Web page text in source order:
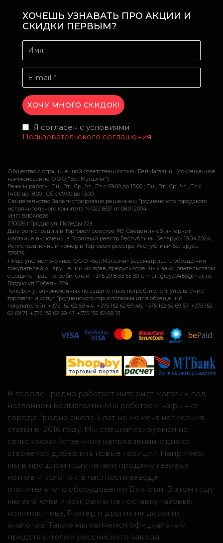
ХОЧЕШЬ УЗНАВАТЬ ПРО АКЦИИ И
СКИДКИ ПЕРВЫМ?
Я согласен с условиями
Пользовательского соглашения
Общество с ограниченной ответственностью "БелМагазин" (сокращенное
наименование ООО "БелМагазин")
Режим работы: Пн , Вт , Ср , Чт , Пт c 09:00 до 13:00 ; Пн , Вт , Ср , Чт , Пт c
14:00 до 18:00 ; Сб c 09:00 до 13:00
Свидетельство Зарегистрировано решением Гродненского городского
исполнительного комитета №0223837 от 08.01.2004
УНП 591046626
230026 г.Гродно ул. Победы 22а
Дата регистрации в Торговом реестре РБ: Сведения об интернет-
магазине включены в Торговый реестр Республики Беларусь 18.04.2024,
Регистрационный номер в Торговом реестре Республики Беларусь
579129
Лицо, уполномоченное ООО «БелМагазин» рассматривать обращения
покупателей о нарушении их прав, предусмотренных законодательством
о защите прав потребителей: +375 29 8 33 55 00, e-mail: grey20456@mail.ru,
Гродно ул.Победы 22а
Телефон уполномоченных по защите прав потребителей: управление
торговли и услуг Гродненского горисполкома (для обращений
покупателей): +375 152 62 69 44, +375 152 62 69 45, +375 152 62 69 67, +375 152
62 69 71, +375 152 62 69 47, +375 152 62 69 13
В городе Гродно работает интернет магазин под
названием Белмагазин. Мы работаем на рынке
города Гродно около 3 лет на момент написания
статьи в 2016 году. Мы специализируемся на
сельскохозяйственном направлении, однако
стараемся добавлять новые позиции. Например,
мы в прошлом году начали продажу газовых
котлов и колонок, в частности завода
отопительного оборудования Виктори. В этом году
мы заключили контракты на поставку газовых
колонок Нева, Рихтер и других не дорогих
аналогов. Также мы являемся официальным
представителем российского завода